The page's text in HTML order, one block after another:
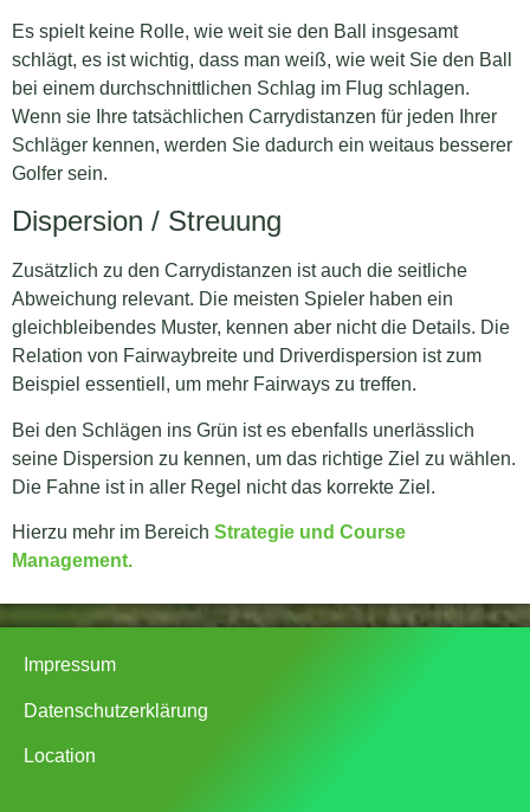
Es spielt keine Rolle, wie weit sie den Ball insgesamt
schlägt, es ist wichtig, dass man weiß, wie weit Sie den Ball
bei einem durchschnittlichen Schlag im Flug schlagen.
Wenn sie Ihre tatsächlichen Carrydistanzen für jeden Ihrer
Schläger kennen, werden Sie dadurch ein weitaus besserer
Golfer sein.
Dispersion / Streuung
Zusätzlich zu den Carrydistanzen ist auch die seitliche
Abweichung relevant. Die meisten Spieler haben ein
gleichbleibendes Muster, kennen aber nicht die Details. Die
Relation von Fairwaybreite und Driverdispersion ist zum
Beispiel essentiell, um mehr Fairways zu treffen.
Bei den Schlägen ins Grün ist es ebenfalls unerlässlich
seine Dispersion zu kennen, um das richtige Ziel zu wählen.
Die Fahne ist in aller Regel nicht das korrekte Ziel.
Hierzu mehr im Bereich Strategie und Course
Management.
Impressum
Datenschutzerklärung
Location